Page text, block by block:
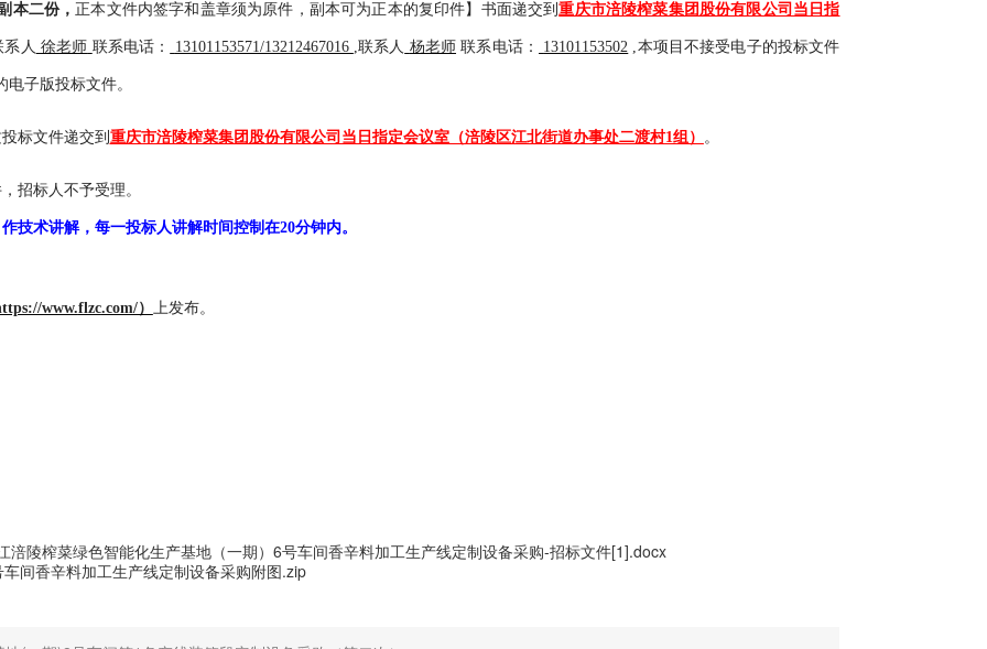
招标采购
本二份， 正本文件内签字和盖章须为原件，副本可为正本的复印件】书面递交到重庆市涪陵榨菜集团股份有限公司当日指
系人 徐老师 联系电话： 13101153571/13212467016 ,联系人 杨老师 联系电话： 13101153502 ,本项目不接受电子的投标文件
子版投标文件。
标文件递交到 重庆市涪陵榨菜集团股份有限公司当日指定会议室（涪陵区江北街道办事处二渡村1组） 。
招标人不予受理。
技术讲解，每一投标人讲解时间控制在20分钟内。
www.flzc.com/） 上发布。
陵榨菜绿色智能化生产基地（一期）6号车间香辛料加工生产线定制设备采购-招标文件[1].docx
间香辛料加工生产线定制设备采购附图.zip